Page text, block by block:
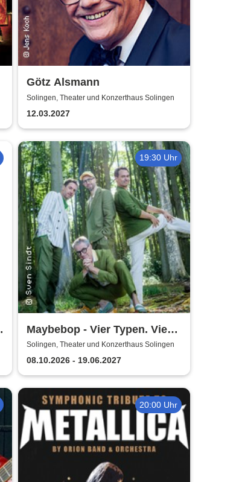
Götz Alsmann
Solingen, Theater und Konzerthaus Solingen
12.03.2027
19:30 Uhr
Maybebop - Vier Typen. Vier
Mikrofone. Sonst nichts.
Solingen, Theater und Konzerthaus Solingen
08.10.2026 - 19.06.2027
20:00 Uhr